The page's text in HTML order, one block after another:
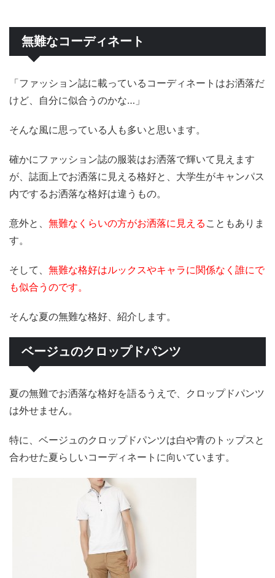
無難なコーディネート
「ファッション誌に載っているコーディネートはお洒落だ
けど、自分に似合うのかな…」
そんな風に思っている人も多いと思います。
確かにファッション誌の服装はお洒落で輝いて見えます
が、誌面上でお洒落に見える格好と、大学生がキャンパス
内でするお洒落な格好は違うもの。
意外と、 無難なくらいの方がお洒落に見える こともありま
す。
そして、 無難な格好はルックスやキャラに関係なく誰にで
も似合うのです。
そんな夏の無難な格好、紹介します。
ベージュのクロップドパンツ
夏の無難でお洒落な格好を語るうえで、クロップドパンツ
は外せません。
特に、ベージュのクロップドパンツは白や青のトップスと
合わせた夏らしいコーディネートに向いています。